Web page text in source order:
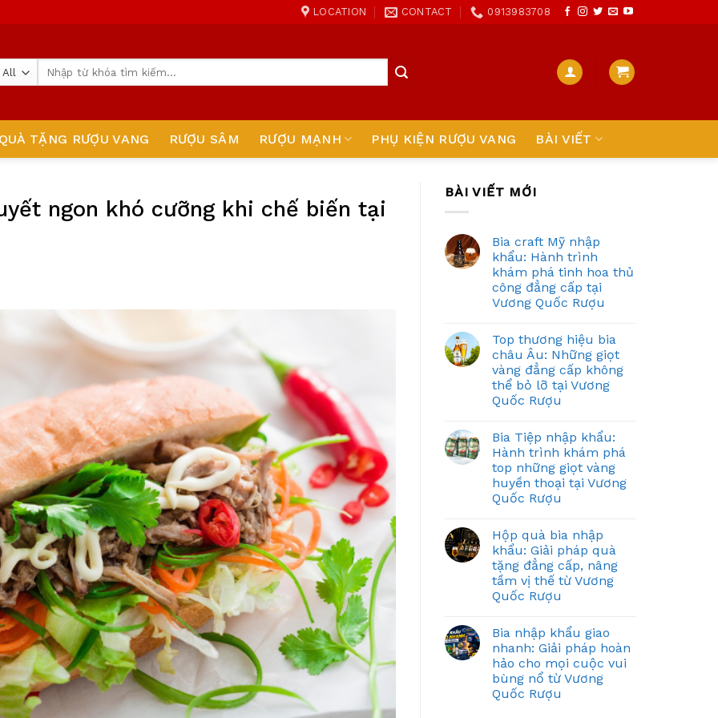
LOCATION CONTACT 0913983708
TẶNG RƯỢU VANG RƯỢU SÂM RƯỢU MẠNH PHỤ KIỆN RƯỢU VANG BÀI VIẾT
ngon khó cưỡng khi chế biến tại
BÀI VIẾT MỚI
Bia craft Mỹ nhập
khẩu: Hành trình
khám phá tinh hoa thủ
công đẳng cấp tại
Vương Quốc Rượu
Top thương hiệu bia
châu Âu: Những giọt
vàng đẳng cấp không
thể bỏ lỡ tại Vương
Quốc Rượu
Bia Tiệp nhập khẩu:
Hành trình khám phá
top những giọt vàng
huyền thoại tại Vương
Quốc Rượu
Hộp quà bia nhập
khẩu: Giải pháp quà
tặng đẳng cấp, nâng
tầm vị thế từ Vương
Quốc Rượu
Bia nhập khẩu giao
nhanh: Giải pháp hoàn
hảo cho mọi cuộc vui
bùng nổ từ Vương
Quốc Rượu